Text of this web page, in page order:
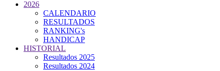
2026
CALENDARIO
RESULTADOS
RANKING's
HANDICAP
HISTORIAL
Resultados 2025
Resultados 2024